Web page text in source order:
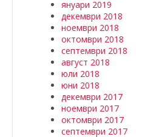
януари 2019
декември 2018
ноември 2018
октомври 2018
септември 2018
август 2018
юли 2018
юни 2018
декември 2017
ноември 2017
октомври 2017
септември 2017